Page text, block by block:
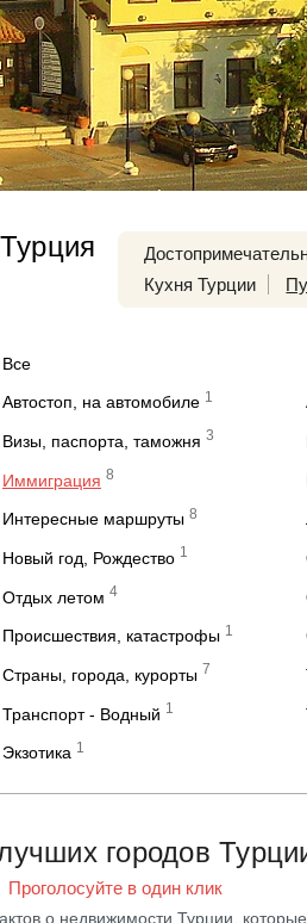
Турция
Кухня Турции
Все
Автостоп, на автомобиле 1
Визы, паспорта, таможня 3
Иммиграция 8
Интересные маршруты 8
Новый год, Рождество 1
Отдых летом 4
Происшествия, катастрофы 1
Страны, города, курорты 7
Транспорт - Водный 1
Экзотика 1
городов
Проголосуйте в один клик
о недвижимости Турции,